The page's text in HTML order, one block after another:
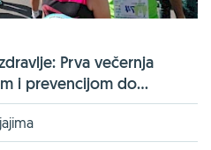
Prva večernja
i prevencijom do...